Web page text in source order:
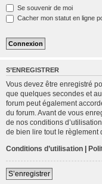
Se souvenir de moi
Cacher mon statut en ligne
S’ENREGISTRER
Vous devez être enregistré
que quelques secondes et
forum peut également
du forum. Avant de vous
de nos conditions
de bien lire tout le règlement
Conditions d’utilisation |
S’enregistrer